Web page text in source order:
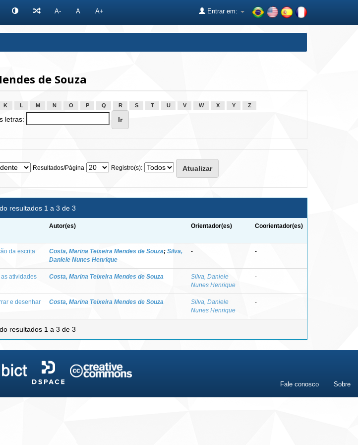
A- A A+ Entrar em:
de Souza
K L M N O P Q R S T U V W X Y Z
letras:
Resultados/Página Registro(s):
resultados 1 a 3 de 3
Autor(es) Orientador(es) Coorientador(es)
da escrita Costa, Marina Teixeira Mendes de Souza; Silva,
Daniele Nunes Henrique
- -
atividades
Costa, Marina Teixeira Mendes de Souza
Silva, Daniele
Nunes Henrique
-
e desenhar
Costa, Marina Teixeira Mendes de Souza
Silva, Daniele
Nunes Henrique
-
resultados 1 a 3 de 3
Fale conosco Sobre